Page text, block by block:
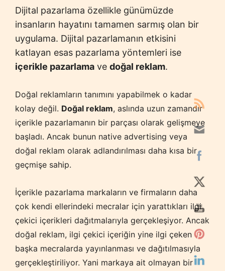
Dijital pazarlama özellikle günümüzde
insanların hayatını tamamen sarmış olan bir
uygulama. Dijital pazarlamanın etkisini
katlayan esas pazarlama yöntemleri ise
içerikle pazarlama ve doğal reklam.
Doğal reklamların tanımını yapabilmek o kadar
kolay değil. Doğal reklam, aslında uzun zamandır
içerikle pazarlamanın bir parçası olarak gelişmeye
başladı. Ancak bunun native advertising veya
doğal reklam olarak adlandırılması daha kısa bir
geçmişe sahip.
İçerikle pazarlama markaların ve firmaların daha
çok kendi ellerindeki mecralar için yarattıkları ilgi
çekici içerikleri dağıtmalarıyla gerçekleşiyor. Ancak
doğal reklam, ilgi çekici içeriğin yine ilgi çeken
başka mecralarda yayınlanması ve dağıtılmasıyla
gerçekleştiriliyor. Yani markaya ait olmayan bir